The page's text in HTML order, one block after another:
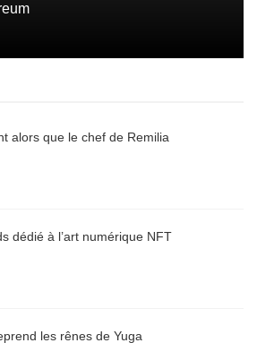
alors que le chef de Remilia
dédié à l’art numérique NFT
les rênes de Yuga